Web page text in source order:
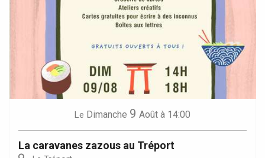
Le Dimanche 9 Août à 14:00
La caravanes zazous au Tréport